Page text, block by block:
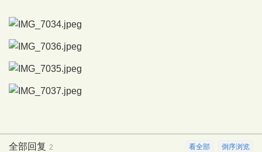
倒序浏览
看全部
全部回复 2